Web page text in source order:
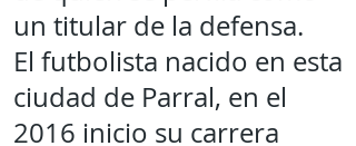
un titular de la defensa.
El futbolista nacido en esta
ciudad de Parral, en el
2016 inicio su carrera